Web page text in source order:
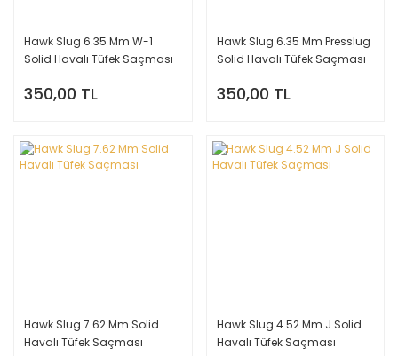
Hawk Slug 6.35 Mm W-1
Solid Havalı Tüfek Saçması
350,00 TL
Hawk Slug 6.35 Mm Presslug
Solid Havalı Tüfek Saçması
350,00 TL
Hawk Slug 7.62 Mm Solid
Havalı Tüfek Saçması
Hawk Slug 4.52 Mm J Solid
Havalı Tüfek Saçması